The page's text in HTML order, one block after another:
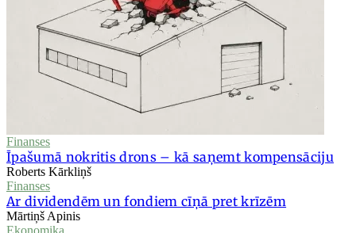
Finanses
Īpašumā nokritis drons – kā saņemt kompensāciju
Roberts Kārkliņš
Finanses
Ar dividendēm un fondiem cīņā pret krīzēm
Mārtiņš Apinis
Ekonomika